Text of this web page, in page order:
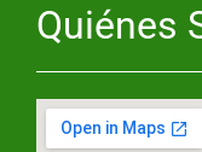
Quiénes